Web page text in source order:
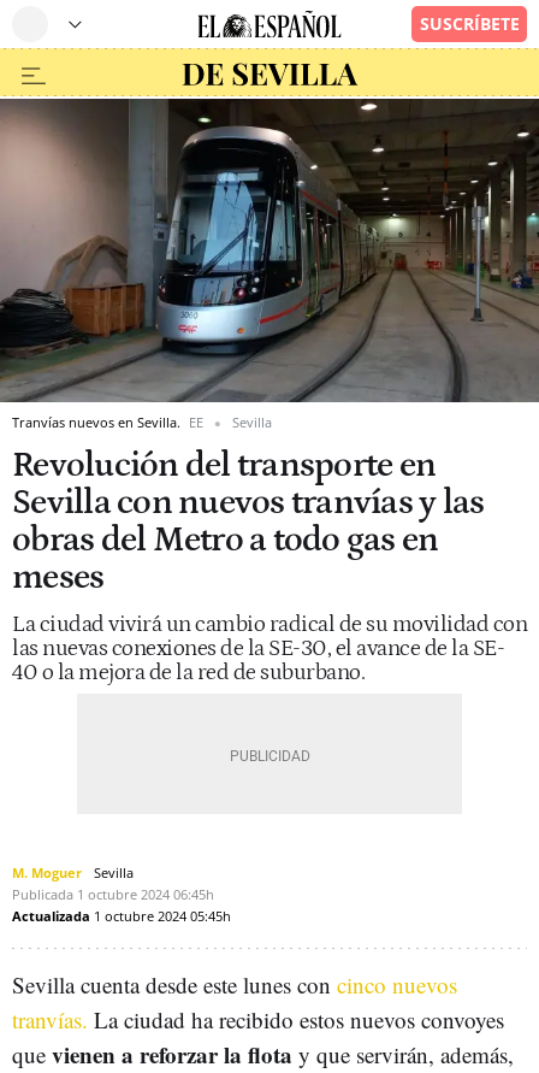
Tranvías nuevos en Sevilla. EE Sevilla
Revolución del transporte en
Sevilla con nuevos tranvías y las
obras del Metro a todo gas en
meses
La ciudad vivirá un cambio radical de su movilidad con
las nuevas conexiones de la SE-30, el avance de la SE-
40 o la mejora de la red de suburbano.
M. Moguer
Sevilla
Publicada 1 octubre 2024 06:45h
Actualizada 1 octubre 2024 05:45h
Sevilla cuenta desde este lunes con cinco nuevos
tranvías. La ciudad ha recibido estos nuevos convoyes
que vienen a reforzar la flota y que servirán, además,